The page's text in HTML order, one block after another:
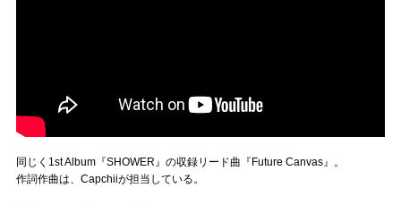
同じく1st Album『SHOWER』の収録リード曲『Future Canvas』。
作詞作曲は、Capchiiが担当している。